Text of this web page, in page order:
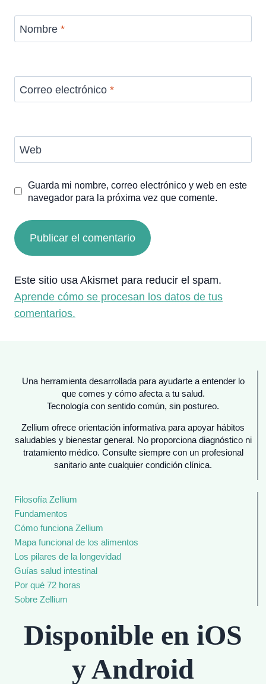
Nombre *
Correo electrónico *
Web
Guarda mi nombre, correo electrónico y web en este
navegador para la próxima vez que comente.
Este sitio usa Akismet para reducir el spam.
Aprende cómo se procesan los datos de tus
comentarios.
Una herramienta desarrollada para ayudarte a entender lo
que comes y cómo afecta a tu salud.
Tecnología con sentido común, sin postureo.
Zellium ofrece orientación informativa para apoyar hábitos
saludables y bienestar general. No proporciona diagnóstico ni
tratamiento médico. Consulte siempre con un profesional
sanitario ante cualquier condición clínica.
Filosofía Zellium
Fundamentos
Cómo funciona Zellium
Mapa funcional de los alimentos
Los pilares de la longevidad
Guías salud intestinal
Por qué 72 horas
Sobre Zellium
Disponible en iOS
y Android